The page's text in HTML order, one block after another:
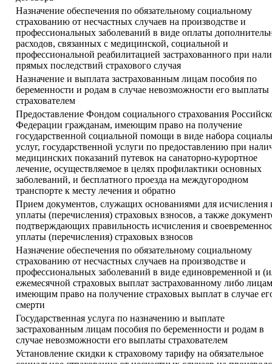
Назначение обеспечения по обязательному социальному
страхованию от несчастных случаев на производстве и
профессиональных заболеваний в виде оплаты
расходов, связанных с медицинской, социальной и
профессиональной реабилитацией застрахованного при
прямых последствий страхового случая
Назначение и выплата застрахованным лицам пособия по
беременности и родам в случае невозможности его выплаты
страхователем
Предоставление Фондом социального страхования
Федерации гражданам, имеющим право на получение
государственной социальной помощи в виде набора
услуг, государственной услуги по предоставлению при
медицинских показаний путевок на санаторно-курортное
лечение, осуществляемое в целях профилактики основных
заболеваний, и бесплатного проезда на междугородном
транспорте к месту лечения и обратно
Прием документов, служащих основаниями для исчисления
уплаты (перечисления) страховых взносов, а также
подтверждающих правильность исчисления и
уплаты (перечисления) страховых взносов
Назначение обеспечения по обязательному социальному
страхованию от несчастных случаев на производстве и
профессиональных заболеваний в виде единовременной и
ежемесячной страховых выплат застрахованному либо
имеющим право на получение страховых выплат в случае
смерти
Государственная услуга по назначению и выплате
застрахованным лицам пособия по беременности и родам в
случае невозможности его выплаты страхователем
Установление скидки к страховому тарифу на обязательное